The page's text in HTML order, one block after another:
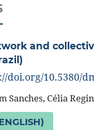
and
doi.org/10.5380/
Sanches, Célia